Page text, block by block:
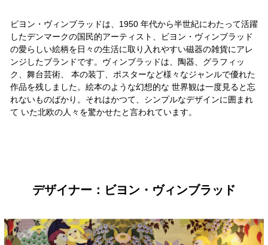
ビヨン・ヴィンブラッドは、1950 年代から半世紀にわたって活躍
したデンマークの国民的アーティスト、ビヨン・ヴィンブラッド
の愛らしい絵柄を日々の生活に取り入れやすい磁器の雑貨にアレ
ンジしたブランドです。ヴィンブラッドは、陶器、グラフィッ
ク、舞台芸術、 本の装丁、ポスターなど様々なジャンルで優れた
作品を残しました。絵本のような幻想的な 世界観は一度見ると忘
れないものばかり。それはかつて、シンプルなデザインに囲まれ
て いた北欧の人々を驚かせたと言われています。
デザイナー：ビヨン・ヴィンブラッド